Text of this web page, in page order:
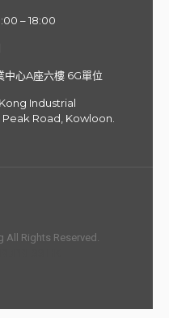
– 18:00
心A座六樓 6G單位
Industrial
Road, Kowloon.
All Rights Reserved.